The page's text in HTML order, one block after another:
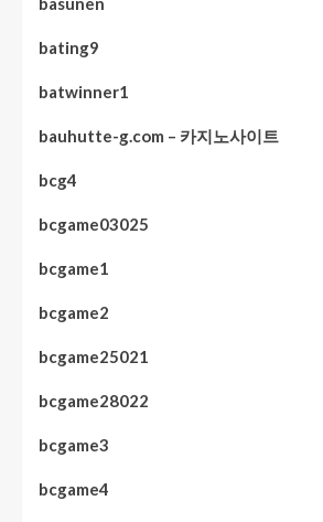
bating9
batwinner1
bauhutte-g.com – 카지노사이트
bcg4
bcgame03025
bcgame1
bcgame2
bcgame25021
bcgame28022
bcgame3
bcgame4